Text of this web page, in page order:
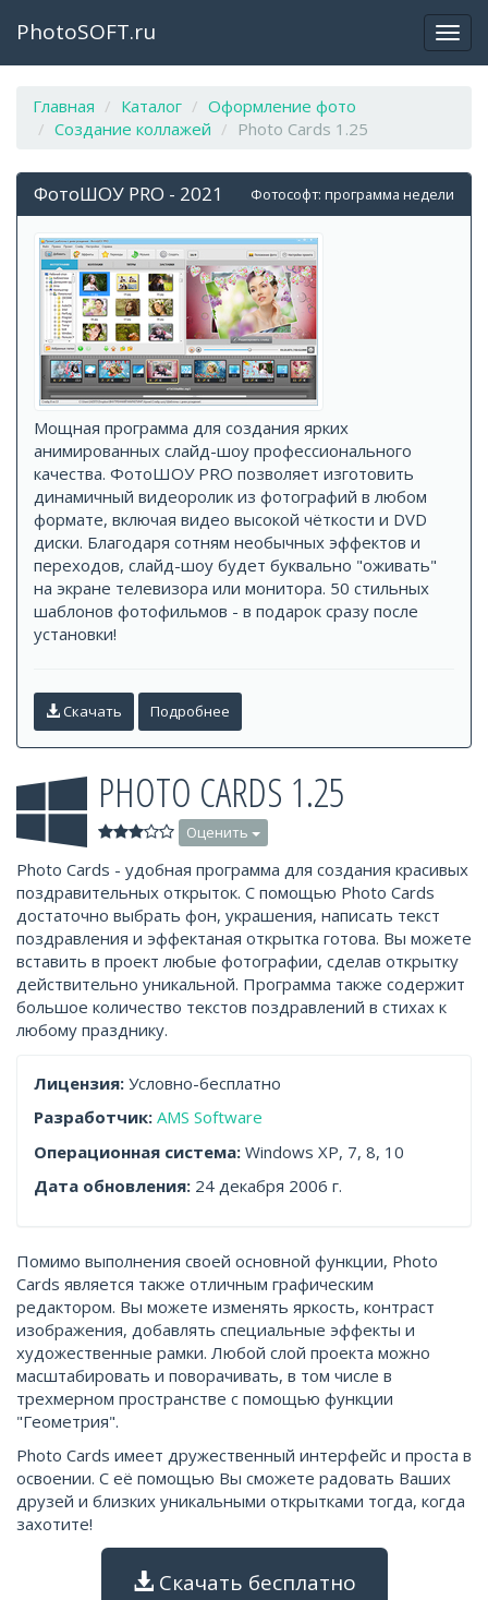
PhotoSOFT.ru
Главная Каталог
Оформление фото
Создание коллажей
Photo Cards 1.25
Фотософт: программа недели
ФотоШОУ PRO - 2021
Мощная программа для создания ярких
анимированных слайд-шоу профессионального
качества. ФотоШОУ PRO позволяет изготовить
динамичный видеоролик из фотографий в любом
формате, включая видео высокой чёткости и DVD
диски. Благодаря сотням необычных эффектов и
переходов, слайд-шоу будет буквально "оживать"
на экране телевизора или монитора. 50 стильных
шаблонов фотофильмов - в подарок сразу после
установки!
Скачать Подробнее
PHOTO CARDS 1.25
Оценить
Photo Cards - удобная программа для создания красивых
поздравительных открыток. С помощью Photo Cards
достаточно выбрать фон, украшения, написать текст
поздравления и эффектаная открытка готова. Вы можете
вставить в проект любые фотографии, сделав открытку
действительно уникальной. Программа также содержит
большое количество текстов поздравлений в стихах к
любому празднику.
Лицензия: Условно-бесплатно
Разработчик: AMS Software
Операционная система: Windows XP, 7, 8, 10
Дата обновления: 24 декабря 2006 г.
Помимо выполнения своей основной функции, Photo
Cards является также отличным графическим
редактором. Вы можете изменять яркость, контраст
изображения, добавлять специальные эффекты и
художественные рамки. Любой слой проекта можно
масштабировать и поворачивать, в том числе в
трехмерном пространстве с помощью функции
"Геометрия".
Photo Cards имеет дружественный интерфейс и проста в
освоении. С её помощью Вы сможете радовать Ваших
друзей и близких уникальными открытками тогда, когда
захотите!
Скачать бесплатно